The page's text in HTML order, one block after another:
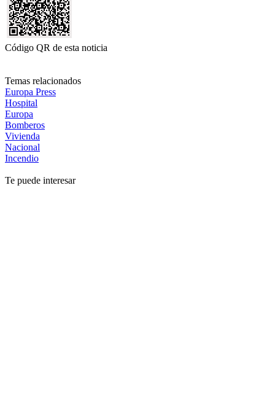
Código QR de esta noticia
Temas relacionados
Europa Press
Hospital
Europa
Bomberos
Vivienda
Nacional
Incendio
Te puede interesar